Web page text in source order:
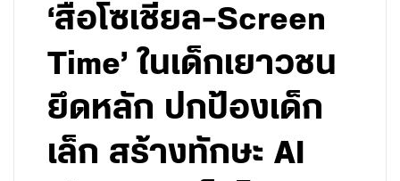
‘สื่อโซเชียล-Screen
Time’ ในเด็กเยาวชน
ยึดหลัก ปกป้องเด็ก
เล็ก สร้างทักษะ AI